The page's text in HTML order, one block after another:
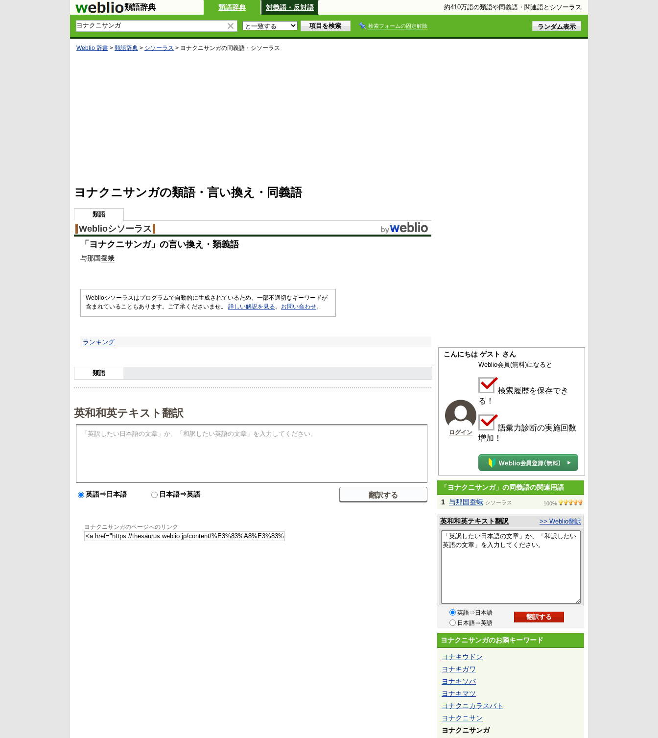
類語辞典 類語辞典 対義語・反対語 約410万語の類語や同義語・関連語とシソーラス
検索フォームの固定解除
Weblio 辞書 > 類語辞典 > シソーラス > ヨナクニサンガの同義語・シソーラス
ヨナクニサンガの類語・言い換え・同義語
類語
Weblioシソーラス
「 ヨナクニサンガ」の言い換え・類義語
与那国蚕蛾
Weblioシソーラスはプログラムで自動的に生成されているため、一部不適切なキーワードが
含まれていることもあります。ご了承くださいませ。 詳しい解説を見る 。 お問い合わせ。
ランキング
類語
英和和英テキスト翻訳
英語⇒日本語 日本語⇒英語
ヨナクニサンガのページへのリンク
こんにちは ゲスト さん
ログイン
Weblio会員(無料)になると
検索履歴を保存でき
る！
語彙力診断の実施回数
増加！
「ヨナクニサンガ」の同義語の関連用語
1 与那国蚕蛾 シソーラス 100%
英和和英テキスト翻訳 >> Weblio翻訳
英語⇒日本語
日本語⇒英語
ヨナクニサンガのお隣キーワード
ヨナキウドン
ヨナキガワ
ヨナキソバ
ヨナキマツ
ヨナクニカラスバト
ヨナクニサン
ヨナクニサンガ